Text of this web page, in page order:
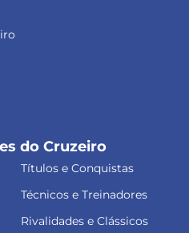
do Cruzeiro
Títulos e Conquistas
Técnicos e Treinadores
Rivalidades e Clássicos